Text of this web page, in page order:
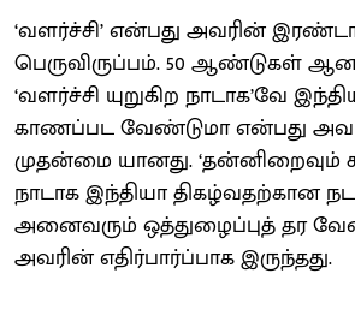
‘வளர்ச்சி’ என்பது அவரின்
பெருவிருப்பம். 50 ஆண்டுகள்
‘வளர்ச்சி யுறுகிற நாடாக’வே
காணப்பட வேண்டுமா என்பது
முதன்மை யானது. ‘தன்னிறைவும்
நாடாக இந்தியா திகழ்வதற்கான
அனைவரும் ஒத்துழைப்புத் தர
அவரின் எதிர்பார்ப்பாக இருந்தது.